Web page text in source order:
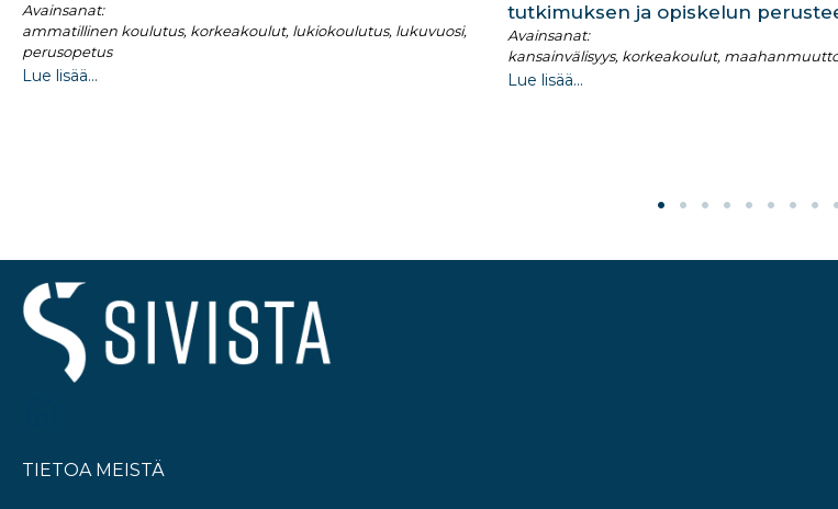
Avainsanat:
ammatillinen koulutus, korkeakoulut, lukiokoulutus, lukuvuosi,
perusopetus
Lue lisää...
tutkimuksen ja opiskelun
Avainsanat:
kansainvälisyys, korkeakoulut,
Lue lisää...
TIETOA MEISTÄ